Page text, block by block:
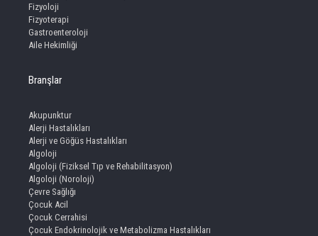
Fizyoloji
Fizyoterapi
Gastroenteroloji
Aile Hekimliği
Branşlar
Akupunktur
Alerji Hastalıkları
Alerji ve Göğüs Hastalıkları
Algoloji
Algoloji (Fiziksel Tıp ve Rehabilitasyon)
Algoloji (Noroloji)
Çevre Sağlığı
Çocuk Acil
Çocuk Cerrahisi
Çocuk Endokrinolojik ve Metabolizma Hastalıkları